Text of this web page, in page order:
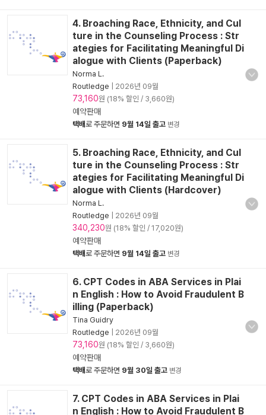
4. Broaching Race, Ethnicity, and Cul
ture in the Counseling Process : Str
ategies for Facilitating Meaningful Di
alogue with Clients (Paperback)
Norma L.
Routledge
2026년 09월
73,160원 (18% 할인 / 3,660원)
예약판매
택배로 주문하면 9월 14일 출고 변경
5. Broaching Race, Ethnicity, and Cul
ture in the Counseling Process : Str
ategies for Facilitating Meaningful Di
alogue with Clients (Hardcover)
Norma L.
Routledge
2026년 09월
340,230원 (18% 할인 / 17,020원)
예약판매
택배로 주문하면 9월 14일 출고 변경
6. CPT Codes in ABA Services in Plai
n English : How to Avoid Fraudulent B
illing (Paperback)
Tina Guidry
Routledge
2026년 09월
73,160원 (18% 할인 / 3,660원)
예약판매
택배로 주문하면 9월 30일 출고 변경
7. CPT Codes in ABA Services in Plai
n English : How to Avoid Fraudulent B